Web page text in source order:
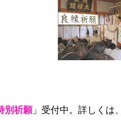
別祈願」受付中。詳しくは